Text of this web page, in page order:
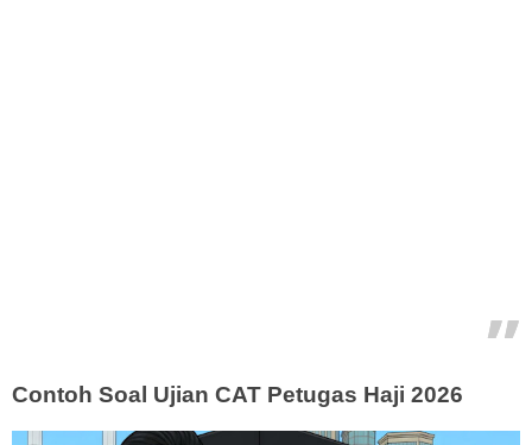
Contoh Soal Ujian CAT Petugas Haji 2026